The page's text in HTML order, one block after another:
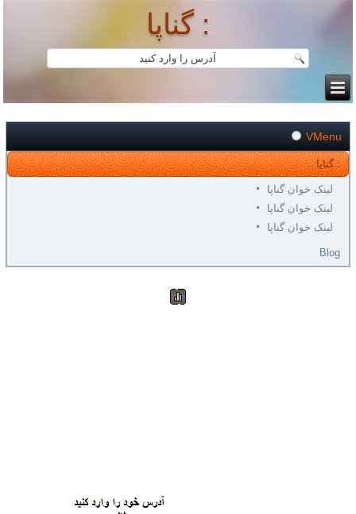
گناپا :
VMenu
گناپا :
لینک خوان گناپا
لینک خوان گناپا
لینک خوان گناپا
Blog